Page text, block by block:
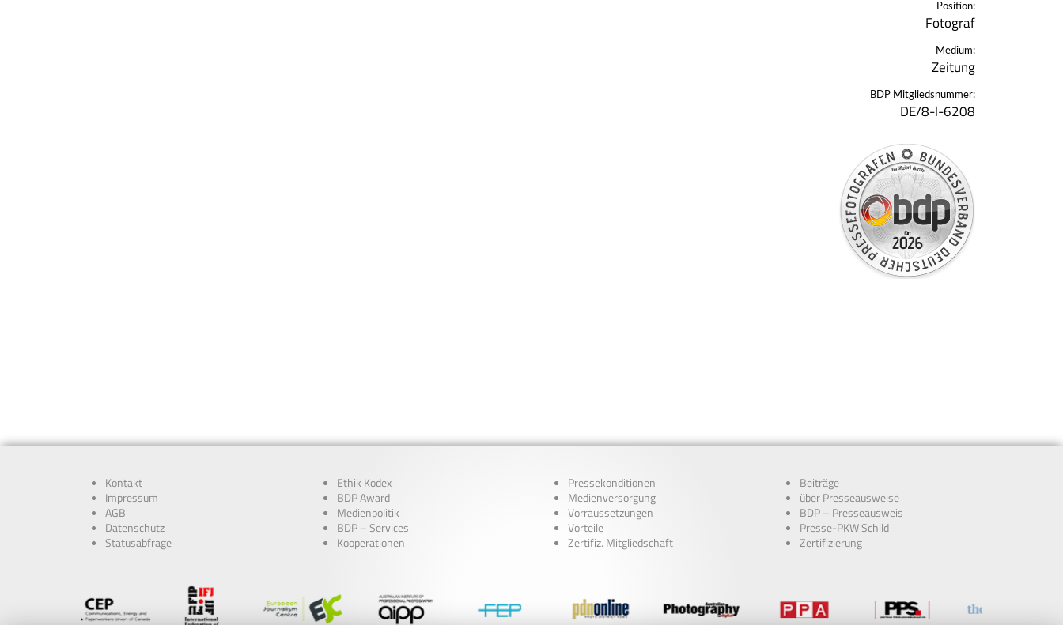
Position:
Fotograf
Medium:
Zeitung
BDP Mitgliedsnummer:
DE/8-l-6208
Kontakt
Impressum
AGB
Datenschutz
Statusabfrage
Ethik Kodex
BDP Award
Medienpolitik
BDP – Services
Kooperationen
Pressekonditionen
Medienversorgung
Vorraussetzungen
Vorteile
Zertifiz. Mitgliedschaft
Beiträge
über Presseausweise
BDP – Presseausweis
Presse-PKW Schild
Zertifizierung